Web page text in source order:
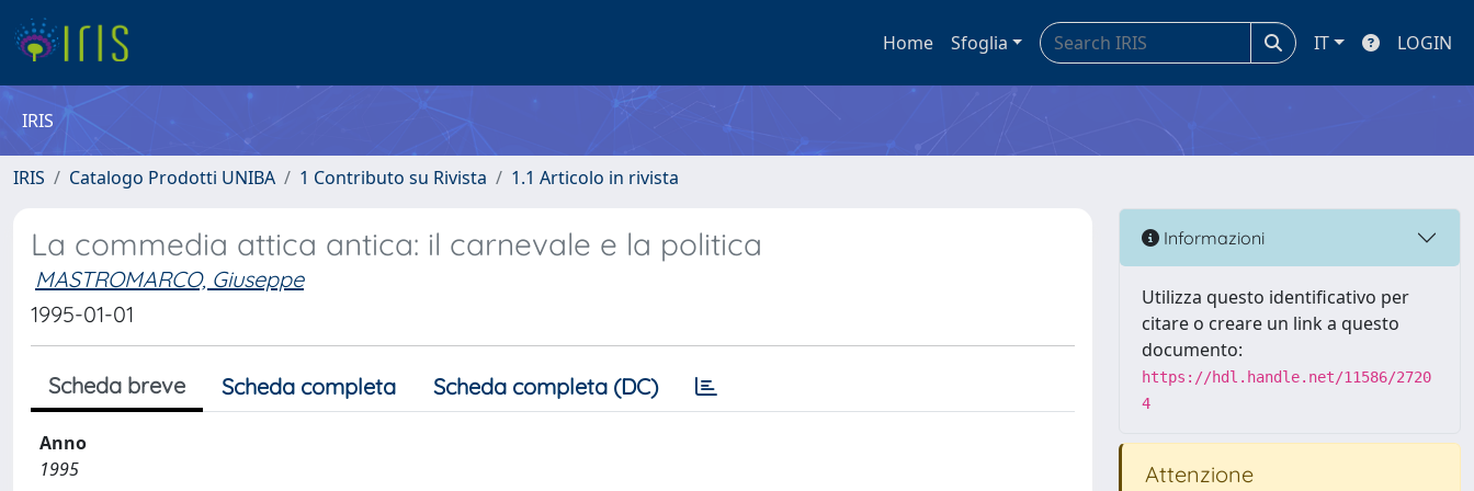
Home Sfoglia IT LOGIN
IRIS
IRIS Catalogo Prodotti UNIBA 1 Contributo su Rivista 1.1 Articolo in rivista
La commedia attica antica: il carnevale e la politica
MASTROMARCO, Giuseppe
1995-01-01
Scheda breve Scheda completa Scheda completa (DC)
Anno
1995
Informazioni
Utilizza questo identificativo per
citare o creare un link a questo
documento:
https://hdl.handle.net/11586/2720
4
Attenzione